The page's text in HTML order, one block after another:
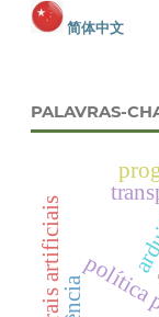
简体中文
PALAVRAS-